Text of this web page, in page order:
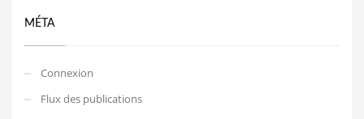
MÉTA
Connexion
Flux des publications